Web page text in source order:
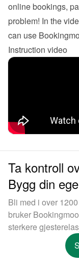
online bookings,
problem! In the
can use
Instruction video
Ta kontroll
Bygg din
Bli med i over
bruker
sterkere